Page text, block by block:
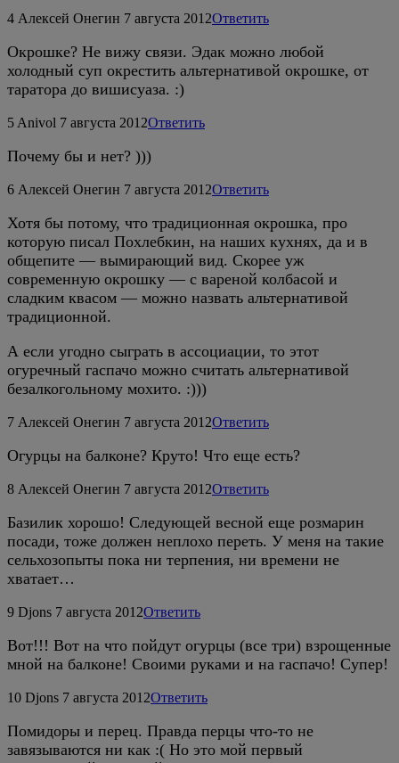
4 Алексей Онегин 7 августа 2012Ответить
Окрошке? Не вижу связи. Эдак можно любой
холодный суп окрестить альтернативой окрошке, от
таратора до вишисуаза. :)
5 Anivol 7 августа 2012Ответить
Почему бы и нет? )))
6 Алексей Онегин 7 августа 2012Ответить
Хотя бы потому, что традиционная окрошка, про
которую писал Похлебкин, на наших кухнях, да и в
общепите — вымирающий вид. Скорее уж
современную окрошку — с вареной колбасой и
сладким квасом — можно назвать альтернативой
традиционной.
А если угодно сыграть в ассоциации, то этот
огуречный гаспачо можно считать альтернативой
безалкогольному мохито. :)))
7 Алексей Онегин 7 августа 2012Ответить
Огурцы на балконе? Круто! Что еще есть?
8 Алексей Онегин 7 августа 2012Ответить
Базилик хорошо! Следующей весной еще розмарин
посади, тоже должен неплохо переть. У меня на такие
сельхозопыты пока ни терпения, ни времени не
хватает…
9 Djons 7 августа 2012Ответить
Вот!!! Вот на что пойдут огурцы (все три) взрощенные
мной на балконе! Своими руками и на гаспачо! Супер!
10 Djons 7 августа 2012Ответить
Помидоры и перец. Правда перцы что-то не
завязываются ни как :( Но это мой первый